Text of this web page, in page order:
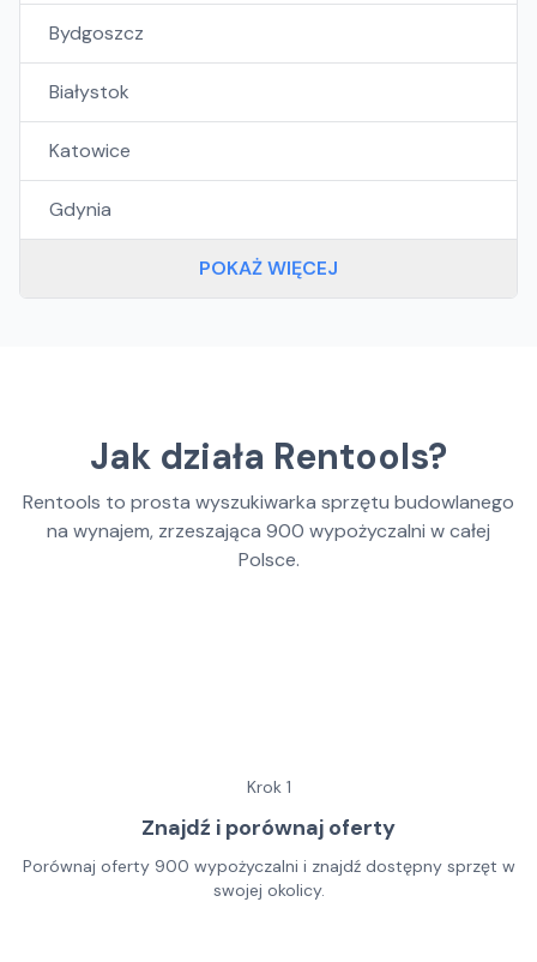
Bydgoszcz
Białystok
Katowice
Gdynia
POKAŻ WIĘCEJ
Jak działa Rentools?
Rentools to prosta wyszukiwarka sprzętu budowlanego
na wynajem, zrzeszająca 900 wypożyczalni w całej
Polsce.
Krok 1
Znajdź i porównaj oferty
Porównaj oferty 900 wypożyczalni i znajdź dostępny sprzęt w
swojej okolicy.